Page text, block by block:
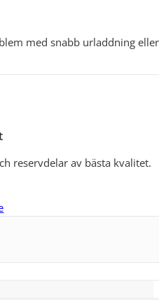
med snabb urladdning
reservdelar av bästa kvalitet.